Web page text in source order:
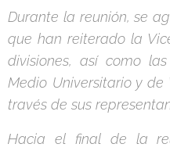
Durante la reunión, se
que han reiterado la
divisiones, así como
Medio Universitario y de
través de sus
Hacia el final de la